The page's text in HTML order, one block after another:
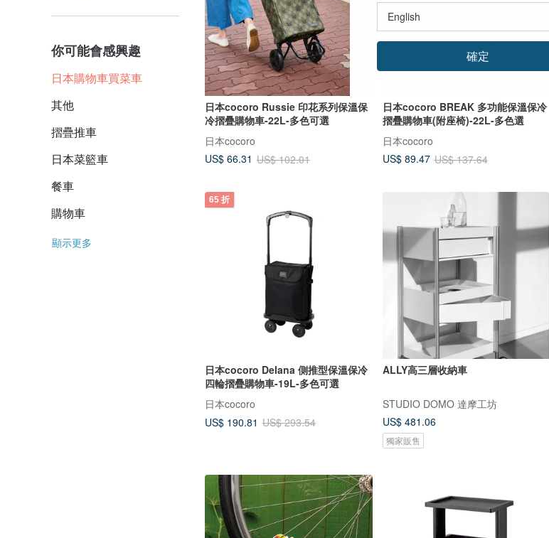
你可能會感興趣
日本購物車買菜車
其他
摺疊推車
日本菜籃車
餐車
購物車
顯示更多
日本cocoro Russie 印花系列保溫保
冷摺疊購物車-22L-多色可選
日本cocoro
US$ 66.31 US$ 102.01
日本cocoro BREAK 多功能保溫保冷
摺疊購物車(附座椅)-22L-多色選
日本cocoro
US$ 89.47 US$ 137.64
65 折
日本cocoro Delana 側推型保溫保冷
四輪摺疊購物車-19L-多色可選
日本cocoro
US$ 190.81 US$ 293.54
ALLY高三層收納車
STUDIO DOMO 達摩工坊
US$ 481.06
獨家販售
確定